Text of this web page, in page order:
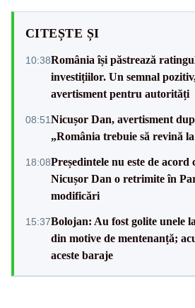
CITEȘTE ȘI
10:38România își păstrează
investițiilor. Un semnal
avertisment pentru autorități
08:51Nicușor Dan, avertisment
„România trebuie să revină
18:08Președintele nu este de acord
Nicușor Dan o retrimite în
modificări
15:37Bolojan: Au fost golite unele
din motive de mentenanță;
aceste baraje